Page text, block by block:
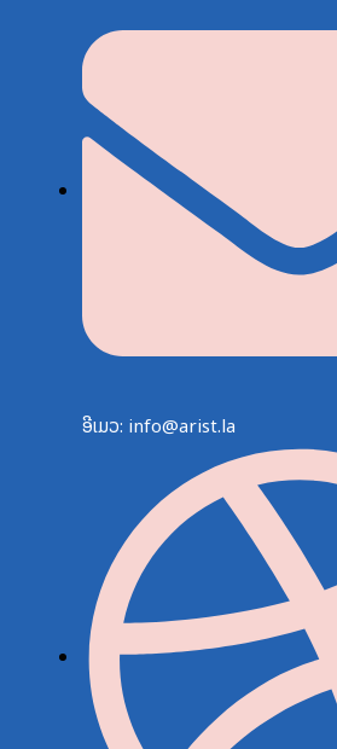
ອີເມວ: info@arist.la